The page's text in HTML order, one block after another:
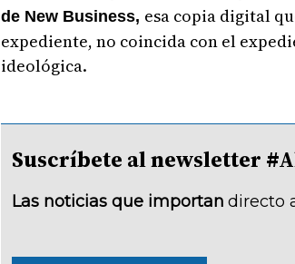
de New Business, esa copia digital
expediente, no coincida con el
ideológica.
Suscríbete al newsletter
Las noticias que importan directo